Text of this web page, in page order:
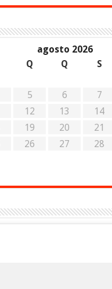
agosto 2026
Q Q S
5 6 7
12 13 14
19 20 21
26 27 28